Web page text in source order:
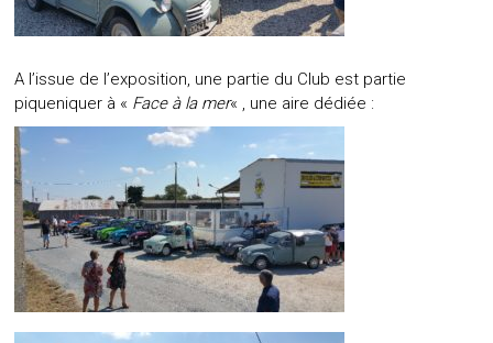
A l’issue de l’exposition, une partie du Club est partie
piqueniquer à « Face à la mer« , une aire dédiée :